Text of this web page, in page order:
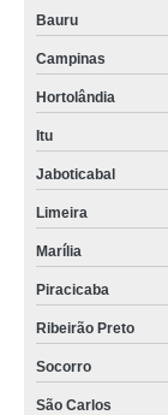
Bauru
Campinas
Hortolândia
Itu
Jaboticabal
Limeira
Marília
Piracicaba
Ribeirão Preto
Socorro
São Carlos